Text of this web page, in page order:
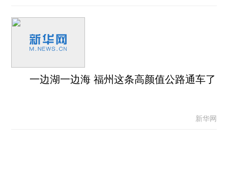
一边湖一边海 福州这条高颜值公路通车了
新华网